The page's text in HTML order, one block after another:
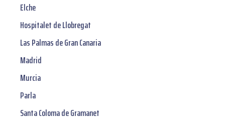
Elche
Hospitalet de Llobregat
Las Palmas de Gran Canaria
Madrid
Murcia
Parla
Santa Coloma de Gramanet